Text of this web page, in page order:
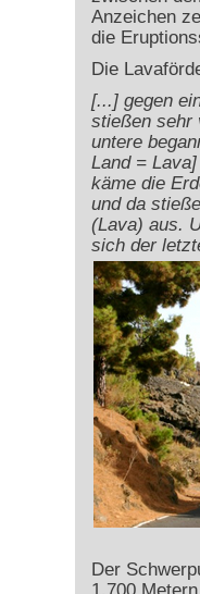
Anzeichen
die
Die
[...] gegen
stießen sehr
untere
Land =
käme die
und da
(Lava) aus.
sich der
Der